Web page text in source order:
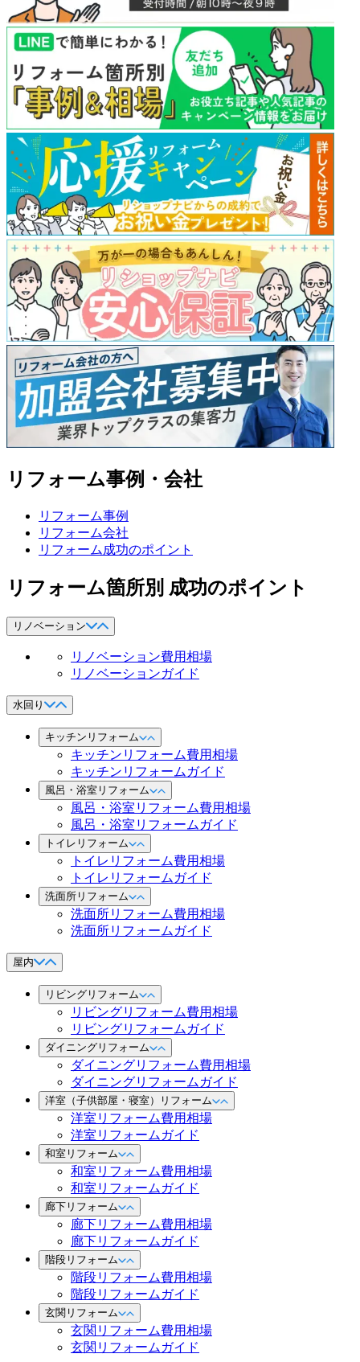
リフォーム事例・会社
リフォーム事例
リフォーム会社
リフォーム成功のポイント
リフォーム箇所別 成功のポイント
リノベーション
リノベーション費用相場
リノベーションガイド
水回り
キッチンリフォーム
キッチンリフォーム費用相場
キッチンリフォームガイド
風呂・浴室リフォーム
風呂・浴室リフォーム費用相場
風呂・浴室リフォームガイド
トイレリフォーム
トイレリフォーム費用相場
トイレリフォームガイド
洗面所リフォーム
洗面所リフォーム費用相場
洗面所リフォームガイド
屋内
リビングリフォーム
リビングリフォーム費用相場
リビングリフォームガイド
ダイニングリフォーム
ダイニングリフォーム費用相場
ダイニングリフォームガイド
洋室（子供部屋・寝室）リフォーム
洋室リフォーム費用相場
洋室リフォームガイド
和室リフォーム
和室リフォーム費用相場
和室リフォームガイド
廊下リフォーム
廊下リフォーム費用相場
廊下リフォームガイド
階段リフォーム
階段リフォーム費用相場
階段リフォームガイド
玄関リフォーム
玄関リフォーム費用相場
玄関リフォームガイド